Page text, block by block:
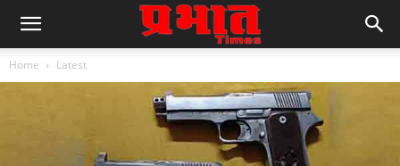
Home Latest